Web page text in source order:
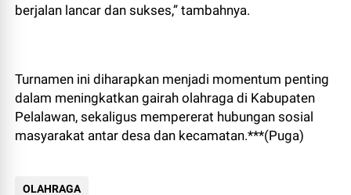
berjalan lancar dan sukses,” tambahnya.
Turnamen ini diharapkan menjadi momentum penting
dalam meningkatkan gairah olahraga di Kabupaten
Pelalawan, sekaligus mempererat hubungan sosial
masyarakat antar desa dan kecamatan.***(Puga)
OLAHRAGA